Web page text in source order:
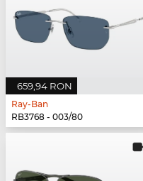
659,94 RON
Ray-Ban
RB3768 - 003/80